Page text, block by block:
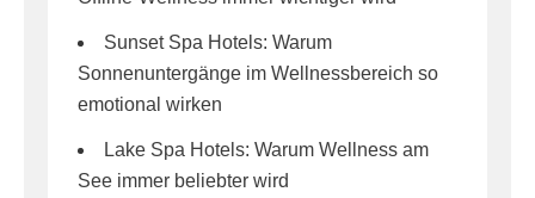
Sunset Spa Hotels: Warum
Sonnenuntergänge im Wellnessbereich so
emotional wirken
Lake Spa Hotels: Warum Wellness am
See immer beliebter wird